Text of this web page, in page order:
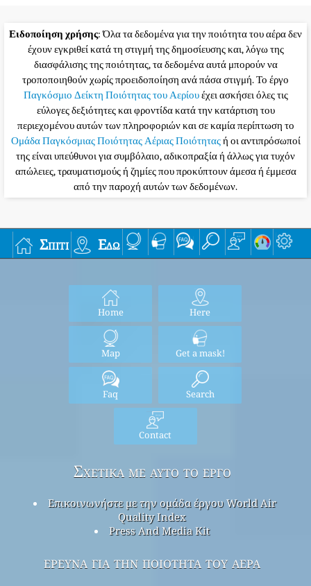
Ειδοποίηση χρήσης: Όλα τα δεδομένα για την ποιότητα του αέρα δεν
έχουν εγκριθεί κατά τη στιγμή της δημοσίευσης και, λόγω της
διασφάλισης της ποιότητας, τα δεδομένα αυτά μπορούν να
τροποποιηθούν χωρίς προειδοποίηση ανά πάσα στιγμή. Το έργο
Παγκόσμιο Δείκτη Ποιότητας του Αερίουέχει ασκήσει όλες τις
εύλογες δεξιότητες και φροντίδα κατά την κατάρτιση του
περιεχομένου αυτών των πληροφοριών και σε καμία περίπτωση το
Ομάδα Παγκόσμιας Ποιότητας Αέριας Ποιότηταςή οι αντιπρόσωποί
της είναι υπεύθυνοι για συμβόλαιο, αδικοπραξία ή άλλως για τυχόν
απώλειες, τραυματισμούς ή ζημίες που προκύπτουν άμεσα ή έμμεσα
από την παροχή αυτών των δεδομένων.
Σπίτι Εδώ
Home Here
Map Get a mask!
Faq Search
Contact
Σχετικά με αυτό το έργο
Επικοινωνήστε με την ομάδα έργου World Air
Quality Index
Press And Media Kit
έρευνα για την ποιότητα του αέρα